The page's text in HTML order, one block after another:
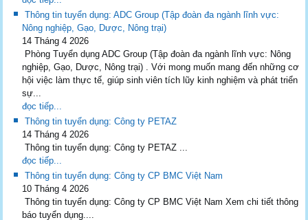
Thông tin tuyển dụng: ADC Group (Tập đoàn đa ngành lĩnh vực:
Nông nghiệp, Gạo, Dược, Nông trại)
14 Tháng 4 2026
Phòng Tuyển dụng ADC Group (Tập đoàn đa ngành lĩnh vực: Nông
nghiệp, Gạo, Dược, Nông trại) . Với mong muốn mang đến những cơ
hội việc làm thực tế, giúp sinh viên tích lũy kinh nghiệm và phát triển
sự...
đọc tiếp...
Thông tin tuyển dụng: Công ty PETAZ
14 Tháng 4 2026
Thông tin tuyển dụng: Công ty PETAZ ...
đọc tiếp...
Thông tin tuyển dụng: Công ty CP BMC Việt Nam
10 Tháng 4 2026
Thông tin tuyển dụng: Công ty CP BMC Việt Nam Xem chi tiết thông
báo tuyển dụng....